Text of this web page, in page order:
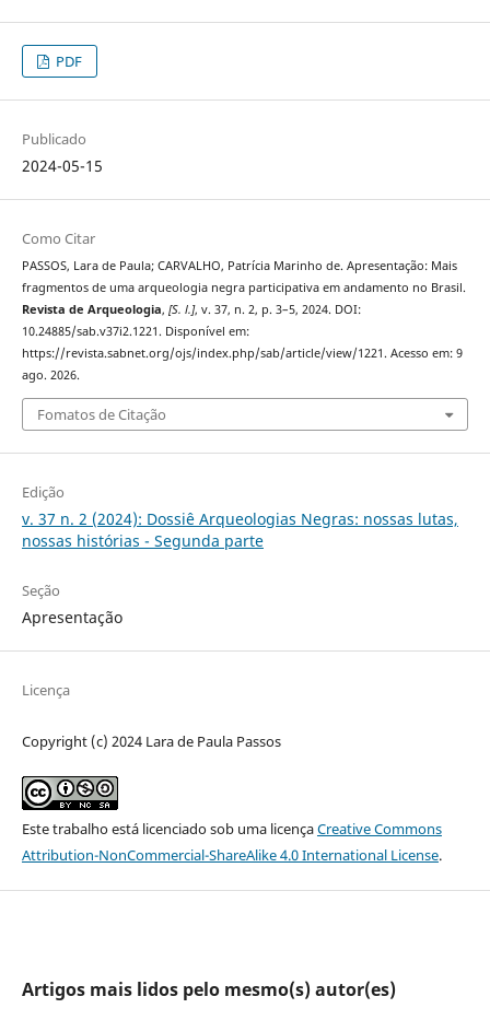
PDF
Publicado
2024-05-15
Como Citar
PASSOS, Lara de Paula; CARVALHO, Patrícia Marinho de. Apresentação: Mais
fragmentos de uma arqueologia negra participativa em andamento no Brasil.
Revista de Arqueologia, [S. l.], v. 37, n. 2, p. 3–5, 2024. DOI:
10.24885/sab.v37i2.1221. Disponível em:
https://revista.sabnet.org/ojs/index.php/sab/article/view/1221. Acesso em: 9
ago. 2026.
Fomatos de Citação
Edição
v. 37 n. 2 (2024): Dossiê Arqueologias Negras: nossas lutas,
nossas histórias - Segunda parte
Seção
Apresentação
Licença
Copyright (c) 2024 Lara de Paula Passos
Este trabalho está licenciado sob uma licençaCreative Commons
Attribution-NonCommercial-ShareAlike 4.0 International License.
Artigos mais lidos pelo mesmo(s) autor(es)